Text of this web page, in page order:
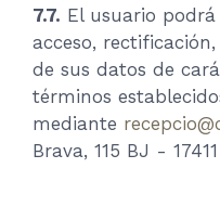
7.7. El usuario
acceso,
de sus datos de
términos
mediante
Brava, 115 BJ -